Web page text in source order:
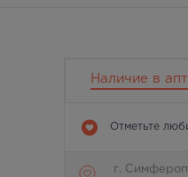
Наличие в
Отметьте
г.